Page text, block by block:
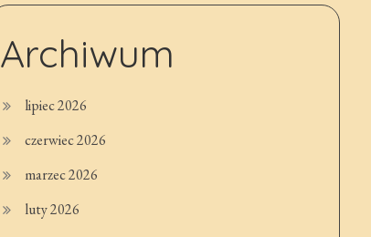
Archiwum
lipiec 2026
czerwiec 2026
marzec 2026
luty 2026